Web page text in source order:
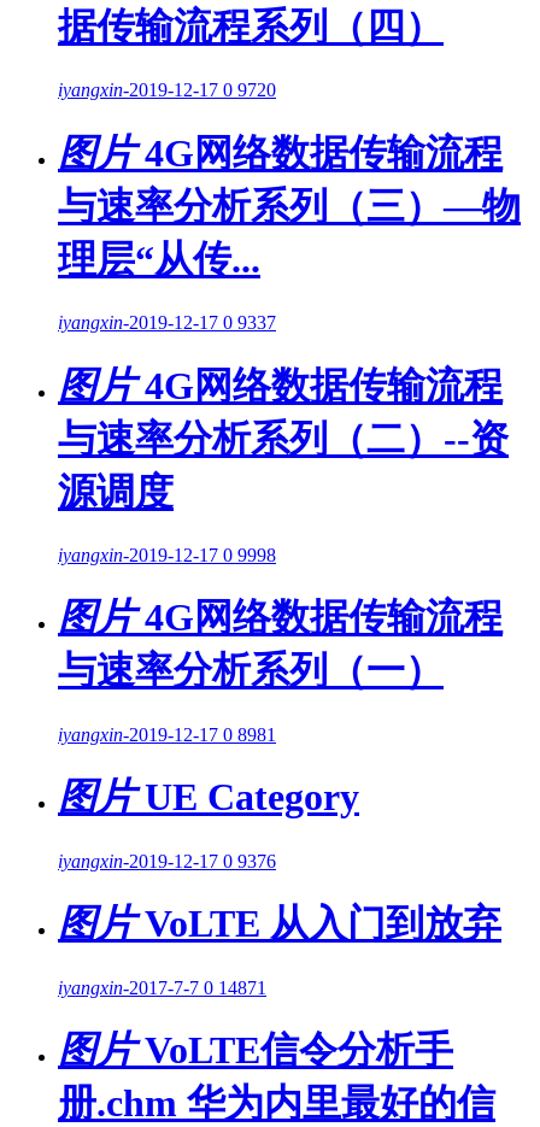
据传输流程系列（四）
iyangxin-2019-12-17 0 9720
图片4G网络数据传输流程
与速率分析系列（三）—物
理层“从传...
iyangxin-2019-12-17 0 9337
图片4G网络数据传输流程
与速率分析系列（二）--资
源调度
iyangxin-2019-12-17 0 9998
图片4G网络数据传输流程
与速率分析系列（一）
iyangxin-2019-12-17 0 8981
图片UE Category
iyangxin-2019-12-17 0 9376
图片VoLTE 从入门到放弃
iyangxin-2017-7-7 0 14871
图片VoLTE信令分析手
册.chm 华为内里最好的信